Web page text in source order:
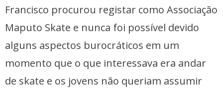
Francisco procurou registar como Associação
Maputo Skate e nunca foi possível devido
alguns aspectos burocráticos em um
momento que o que interessava era andar
de skate e os jovens não queriam assumir